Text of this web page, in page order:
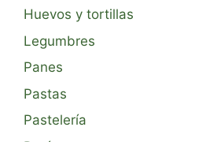
Huevos y tortillas
Legumbres
Panes
Pastas
Pastelería